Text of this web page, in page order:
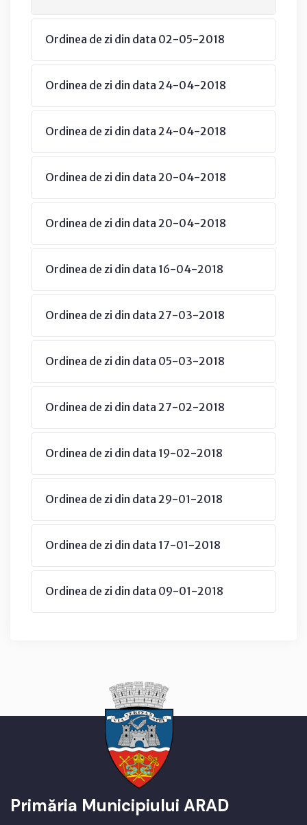
Ordinea de zi din data 02-05-2018
Ordinea de zi din data 24-04-2018
Ordinea de zi din data 24-04-2018
Ordinea de zi din data 20-04-2018
Ordinea de zi din data 20-04-2018
Ordinea de zi din data 16-04-2018
Ordinea de zi din data 27-03-2018
Ordinea de zi din data 05-03-2018
Ordinea de zi din data 27-02-2018
Ordinea de zi din data 19-02-2018
Ordinea de zi din data 29-01-2018
Ordinea de zi din data 17-01-2018
Ordinea de zi din data 09-01-2018
Primăria Municipiului ARAD